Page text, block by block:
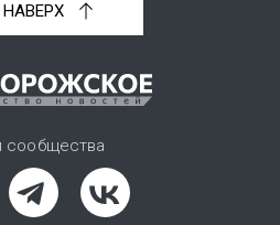
НАВЕРХ
сообщества